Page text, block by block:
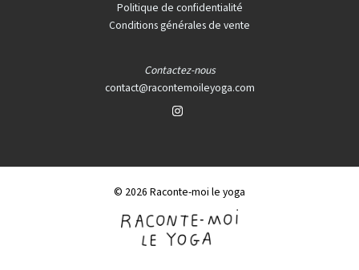
Politique de confidentialité
Conditions générales de vente
Contactez-nous
contact@racontemoileyoga.com
© 2026 Raconte-moi le yoga